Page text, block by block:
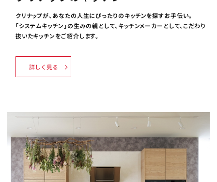
クリナップが、あなたの人生にぴったりのキッチンを探すお手伝い。
「システムキッチン」の生みの親として、キッチンメーカーとして、こだわり
抜いたキッチンをご紹介します。
詳しく見る